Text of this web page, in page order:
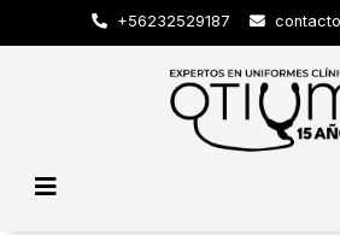
+56232529187